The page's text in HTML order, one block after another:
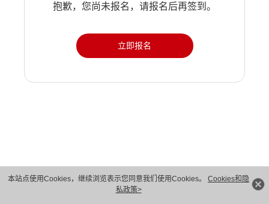
本站点使用Cookies，继续浏览表示您同意我们使用Cookies。 Cookies和隐
私政策>
抱歉，您尚未报名，请报名后再签到。
立即报名
版权所有 © 华为技术有限公司 1998-2026。 保留一切权利。粤A2-20044005号
隐私保护
法律声明